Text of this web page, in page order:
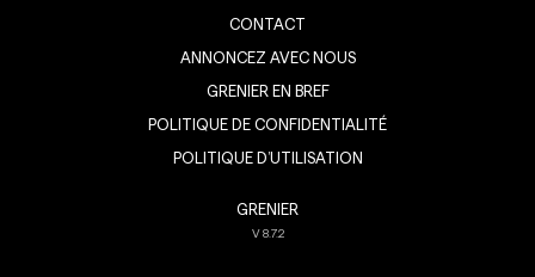
CONTACT
ANNONCEZ AVEC NOUS
GRENIER EN BREF
POLITIQUE DE CONFIDENTIALITÉ
POLITIQUE D’UTILISATION
GRENIER
V8.7.2